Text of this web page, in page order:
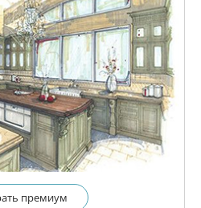
премиум